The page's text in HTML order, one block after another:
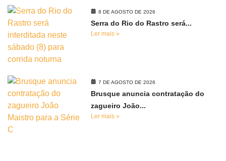
8 DE AGOSTO DE 2026
Serra do Rio do Rastro será...
Ler mais »
7 DE AGOSTO DE 2026
Brusque anuncia contratação do
zagueiro João...
Ler mais »